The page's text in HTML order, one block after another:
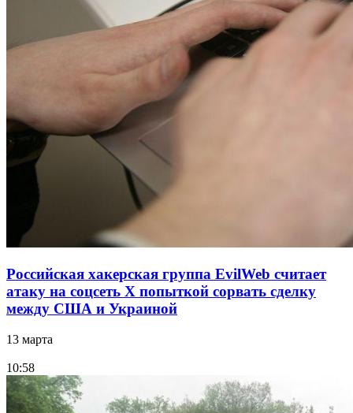
Российская хакерская группа EvilWeb считает
атаку на соцсеть Х попыткой сорвать сделку
между США и Украиной
13 марта
10:58